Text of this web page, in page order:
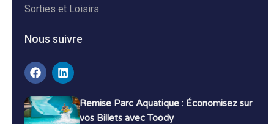
Sorties et Loisirs
Nous suivre
Remise Parc Aquatique : Économisez sur
vos Billets avec Toody